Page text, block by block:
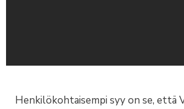
Henkilökohtaisempi syy on se, että